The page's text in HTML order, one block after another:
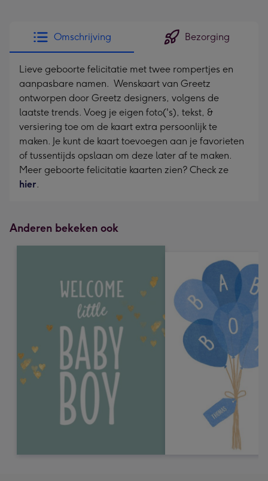
Omschrijving Bezorging
Lieve geboorte felicitatie met twee rompertjes en
aanpasbare namen. Wenskaart van Greetz
ontworpen door Greetz designers, volgens de
laatste trends. Voeg je eigen foto('s), tekst, &
versiering toe om de kaart extra persoonlijk te
maken. Je kunt de kaart toevoegen aan je favorieten
of tussentijds opslaan om deze later af te maken.
Meer geboorte felicitatie kaarten zien? Check ze
hier.
Anderen bekeken ook